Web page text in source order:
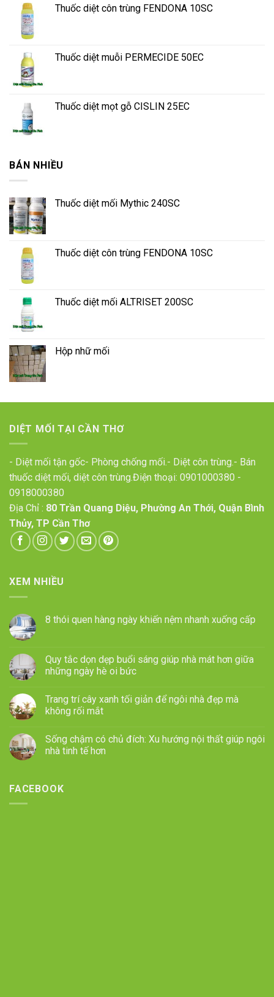
Thuốc diệt côn trùng FENDONA 10SC
Thuốc diệt muỗi PERMECIDE 50EC
Thuốc diệt mọt gỗ CISLIN 25EC
BÁN NHIỀU
Thuốc diệt mối Mythic 240SC
Thuốc diệt côn trùng FENDONA 10SC
Thuốc diệt mối ALTRISET 200SC
Hộp nhữ mối
DIỆT MỐI TẠI CẦN THƠ
- Diệt mối tận gốc- Phòng chống mối.- Diệt côn trùng.- Bán
thuốc diệt mối, diệt côn trùng.Điện thoại: 0901000380 -
0918000380
Địa Chỉ : 80 Trần Quang Diệu, Phường An Thới, Quận Bình
Thủy, TP Cần Thơ
XEM NHIỀU
8 thói quen hàng ngày khiến nệm nhanh xuống cấp
Quy tắc dọn dẹp buổi sáng giúp nhà mát hơn giữa
những ngày hè oi bức
Trang trí cây xanh tối giản để ngôi nhà đẹp mà
không rối mắt
Sống chậm có chủ đích: Xu hướng nội thất giúp ngôi
nhà tinh tế hơn
FACEBOOK